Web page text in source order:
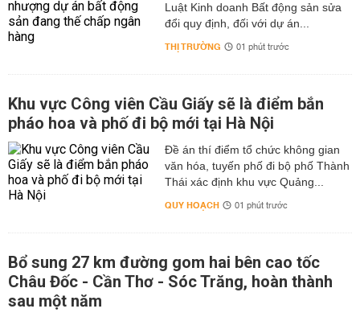
Luật Kinh doanh Bất động sản sửa
đổi quy định, đối với dự án...
THỊ TRƯỜNG 01 phút trước
Khu vực Công viên Cầu Giấy sẽ là điểm bắn
pháo hoa và phố đi bộ mới tại Hà Nội
Đề án thí điểm tổ chức không gian
văn hóa, tuyến phố đi bộ phố Thành
Thái xác định khu vực Quảng...
QUY HOẠCH 01 phút trước
Bổ sung 27 km đường gom hai bên cao tốc
Châu Đốc - Cần Thơ - Sóc Trăng, hoàn thành
sau một năm